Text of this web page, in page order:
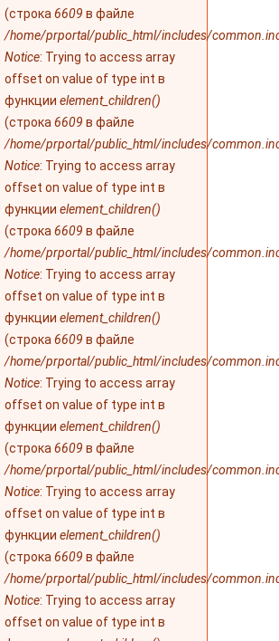
(строка 6609 в файле
/home/prportal/public_html/includes/
Notice: Trying to access array
offset on value of type int в
функции element_children()
(строка 6609 в файле
/home/prportal/public_html/includes/
Notice: Trying to access array
offset on value of type int в
функции element_children()
(строка 6609 в файле
/home/prportal/public_html/includes/
Notice: Trying to access array
offset on value of type int в
функции element_children()
(строка 6609 в файле
/home/prportal/public_html/includes/
Notice: Trying to access array
offset on value of type int в
функции element_children()
(строка 6609 в файле
/home/prportal/public_html/includes/
Notice: Trying to access array
offset on value of type int в
функции element_children()
(строка 6609 в файле
/home/prportal/public_html/includes/
Notice: Trying to access array
offset on value of type int в